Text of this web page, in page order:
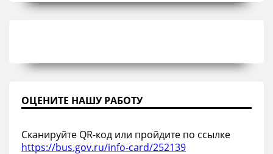
ОЦЕНИТЕ НАШУ РАБОТУ
Сканируйте QR-код или пройдите по ссылке
https://bus.gov.ru/info-card/252139